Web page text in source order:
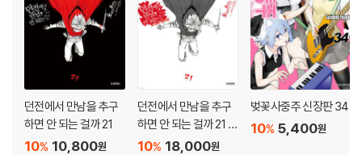
던전에서 만남을 추구
하면 안 되는 걸까 21
10,800원
10%
던전에서 만남을 추구
하면 안 되는 걸까 21 소
책자 특장판18,000원
10%
벚꽃사중주 신장판 34
5,400원
10%